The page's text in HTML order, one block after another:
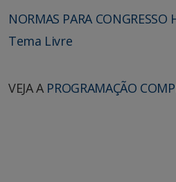
NORMAS PARA
Tema Livre
VEJA A PROGRAMAÇÃO